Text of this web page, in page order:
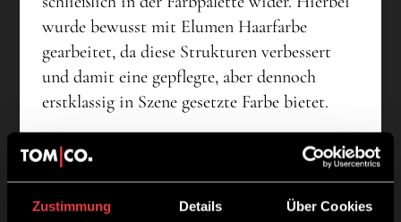
Zustimmung Details Über Cookies
wurde bewusst mit Elumen Haarfarbe
gearbeitet, da diese Strukturen verbessert
und damit eine gepflegte, aber dennoch
erstklassig in Szene gesetzte Farbe bietet.